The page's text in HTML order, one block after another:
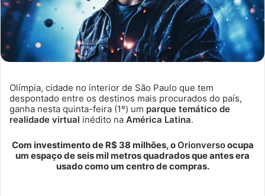
Olímpia, cidade no interior de São Paulo que tem
despontado entre os destinos mais procurados do país,
ganha nesta quinta-feira (1º) um parque temático de
realidade virtual inédito na América Latina.
Com investimento de R$ 38 milhões, oOrionversoocupa
um espaço de seis mil metros quadrados que antes era
usado como um centro de compras.